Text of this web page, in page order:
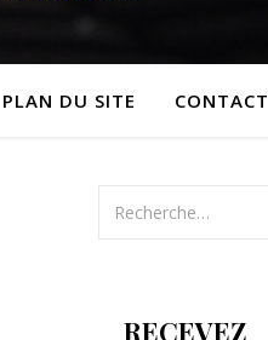
PLAN DU SITE CONTACT
RECEVEZ